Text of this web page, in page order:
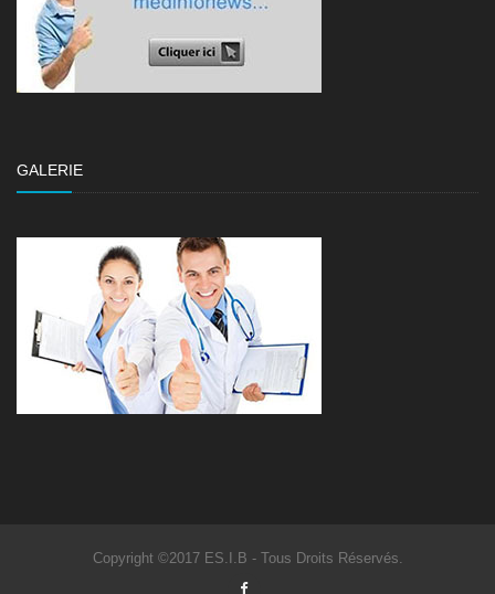
GALERIE
Copyright ©2017 ES.I.B - Tous Droits Réservés.